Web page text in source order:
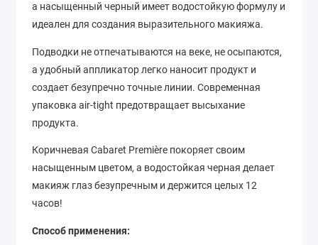
а насыщенный черный имеет водостойкую формулу и
идеален для создания выразительного макияжа.
Подводки не отпечатываются на веке, не осыпаются,
а удобный аппликатор легко наносит продукт и
создает безупречно точные линии. Cовременная
упаковка air-tight предотвращает высыхание
продукта.
Коричневая Cabaret Première покоряет своим
насыщенным цветом, а водостойкая черная делает
макияж глаз безупречным и держится целых 12
часов!
Способ применения: